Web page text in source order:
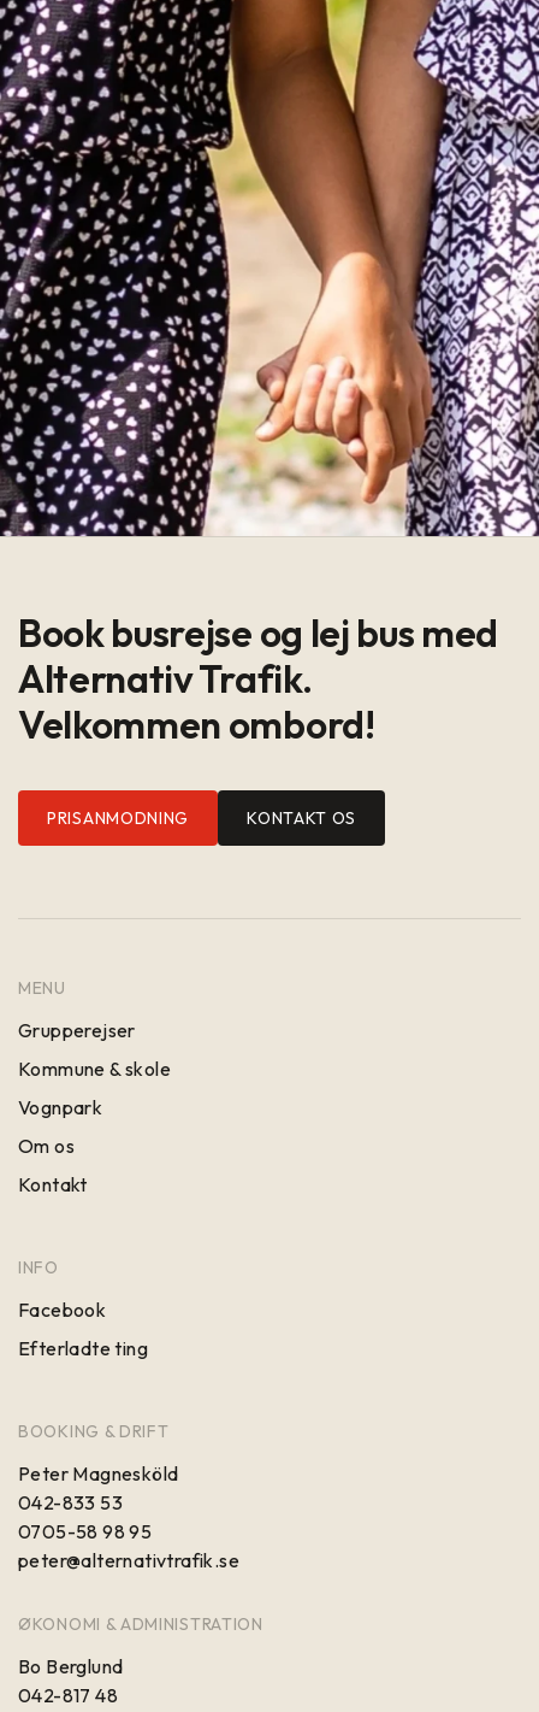
Book busrejse og lej bus med
Alternativ Trafik.
Velkommen ombord!
PRISANMODNING KONTAKT OS
MENU
Grupperejser
Kommune & skole
Vognpark
Om os
Kontakt
INFO
Facebook
Efterladte ting
BOOKING & DRIFT
Peter Magnesköld
042-833 53
0705-58 98 95
peter@alternativtrafik.se
ØKONOMI & ADMINISTRATION
Bo Berglund
042-817 48